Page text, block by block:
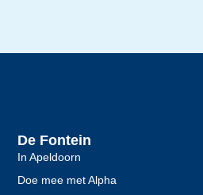
De Fontein
In Apeldoorn
Doe mee met Alpha